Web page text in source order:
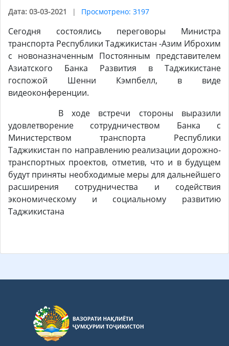
Дата: 03-03-2021 Просмотрено: 3197
Сегодня состоялись переговоры Министра
транспорта Республики Таджикистан -Азим Иброхим
с новоназначенным Постоянным представителем
Азиатского Банка Развития в Таджикистане
госпожой Шенни Кэмпбелл, в виде
видеоконференции.
В ходе встречи стороны выразили
удовлетворение сотрудничеством Банка с
Министерством транспорта Республики
Таджикистан по направлению реализации дорожно-
транспортных проектов, отметив, что и в будущем
будут приняты необходимые меры для дальнейшего
расширения сотрудничества и содействия
экономическому и социальному развитию
Таджикистана